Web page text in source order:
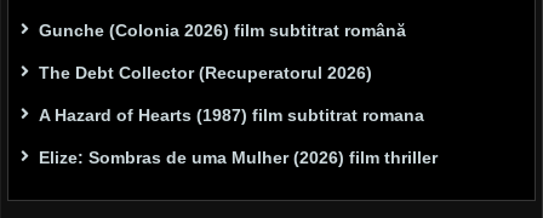
Gunche (Colonia 2026) film subtitrat română
The Debt Collector (Recuperatorul 2026)
A Hazard of Hearts (1987) film subtitrat romana
Elize: Sombras de uma Mulher (2026) film thriller